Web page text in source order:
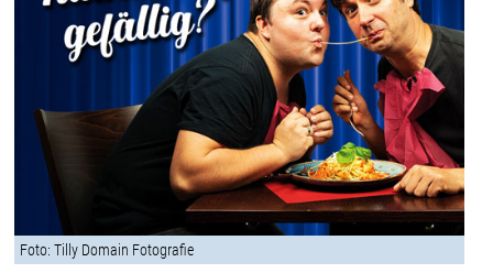
Foto: Tilly Domain Fotografie